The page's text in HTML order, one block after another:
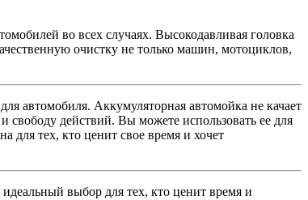
во всех случаях. Высокодавливая головка
очистку не только машин, мотоциклов,
автомобиля. Аккумуляторная автомойка не качает
свободу действий. Вы можете использовать ее для
для тех, кто ценит свое время и хочет
выбор для тех, кто ценит время и